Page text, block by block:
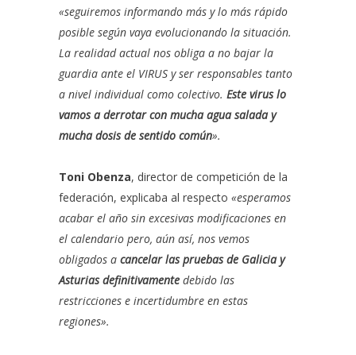
«seguiremos informando más y lo más rápido
posible según vaya evolucionando la situación.
La realidad actual nos obliga a no bajar la
guardia ante el VIRUS y ser responsables tanto
a nivel individual como colectivo. Este virus lo
vamos a derrotar con mucha agua salada y
mucha dosis de sentido común».
Toni Obenza, director de competición de la
federación, explicaba al respecto «esperamos
acabar el año sin excesivas modificaciones en
el calendario pero, aún así, nos vemos
obligados a cancelar las pruebas de Galicia y
Asturias definitivamente debido las
restricciones e incertidumbre en estas
regiones».